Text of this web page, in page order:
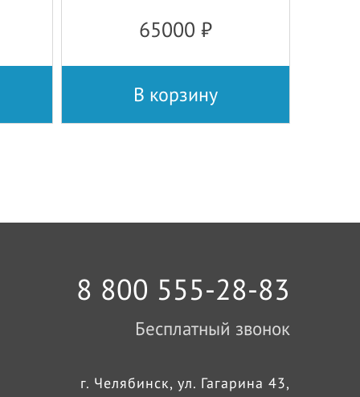
65000 ₽
В корзину
8 800 555-28-83
Бесплатный звонок
г. Челябинск, ул. Гагарина 43,